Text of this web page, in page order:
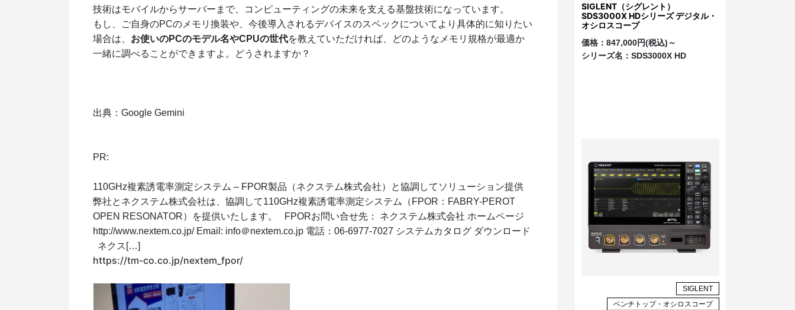
技術はモバイルからサーバーまで、コンピューティングの未来を支える基盤技術になっています。
もし、ご自身のPCのメモリ換装や、今後導入されるデバイスのスペックについてより具体的に知りたい
場合は、 お使いのPCのモデル名やCPUの世代を教えていただければ、どのようなメモリ規格が最適か
一緒に調べることができますよ。どうされますか？
出典：Google Gemini
PR:
110GHz複素誘電率測定システム – FPOR製品（ネクステム株式会社）と協調してソリューション提供
弊社とネクステム株式会社は、協調して110GHz複素誘電率測定システム（FPOR：FABRY-PEROT
OPEN RESONATOR）を提供いたします。 FPORお問い合せ先： ネクステム株式会社 ホームページ
http://www.nextem.co.jp/ Email: info＠nextem.co.jp 電話：06-6977-7027 システムカタログ ダウンロード
ネクス[…]
https://tm-co.co.jp/nextem_fpor/
SIGLENT（シグレント）
SDS3000X HDシリーズ デジタル・
オシロスコープ
価格： 847,000円(税込)～
シリーズ名： SDS3000X HD
SIGLENT
ベンチトップ・オシロスコープ